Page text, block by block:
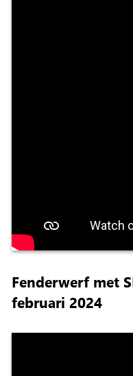
Fenderwerf met
februari 2024